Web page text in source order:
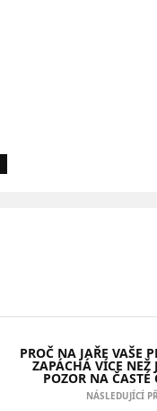
PROČ NA JAŘE VAŠE
ZAPÁCHÁ VÍCE NEŽ
POZOR NA ČASTÉ
NÁSLEDUJÍCÍ